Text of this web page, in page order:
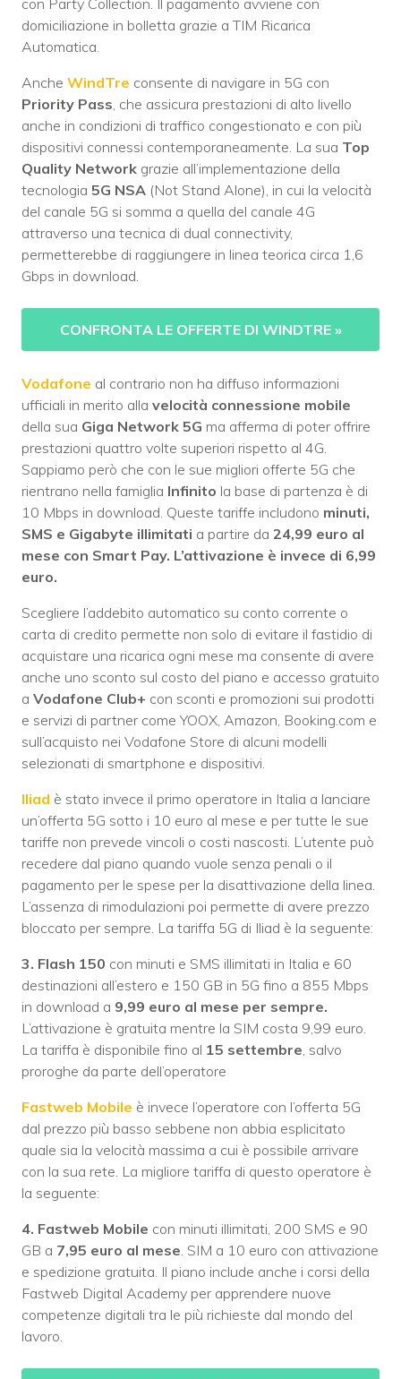
domiciliazione in bolletta grazie a TIM Ricarica
Automatica.
Anche WindTre consente di navigare in 5G con
Priority Pass , che assicura prestazioni di alto livello
anche in condizioni di traffico congestionato e con più
dispositivi connessi contemporaneamente. La sua Top
Quality Network grazie all’implementazione della
tecnologia 5G NSA (Not Stand Alone), in cui la velocità
del canale 5G si somma a quella del canale 4G
attraverso una tecnica di dual connectivity,
permetterebbe di raggiungere in linea teorica circa 1,6
Gbps in download.
CONFRONTA LE OFFERTE DI WINDTRE »
Vodafone al contrario non ha diffuso informazioni
ufficiali in merito alla velocità connessione mobile
della sua Giga Network 5G ma afferma di poter offrire
prestazioni quattro volte superiori rispetto al 4G.
Sappiamo però che con le sue migliori offerte 5G che
rientrano nella famiglia Infinito la base di partenza è di
10 Mbps in download. Queste tariffe includono minuti,
SMS e Gigabyte illimitati a partire da 24,99 euro al
mese con Smart Pay. L’attivazione è invece di 6,99
euro.
Scegliere l’addebito automatico su conto corrente o
carta di credito permette non solo di evitare il fastidio di
acquistare una ricarica ogni mese ma consente di avere
anche uno sconto sul costo del piano e accesso gratuito
a Vodafone Club+ con sconti e promozioni sui prodotti
e servizi di partner come YOOX, Amazon, Booking.com e
sull’acquisto nei Vodafone Store di alcuni modelli
selezionati di smartphone e dispositivi.
Iliad è stato invece il primo operatore in Italia a lanciare
un’offerta 5G sotto i 10 euro al mese e per tutte le sue
tariffe non prevede vincoli o costi nascosti. L’utente può
recedere dal piano quando vuole senza penali o il
pagamento per le spese per la disattivazione della linea.
L’assenza di rimodulazioni poi permette di avere prezzo
bloccato per sempre. La tariffa 5G di Iliad è la seguente:
3. Flash 150 con minuti e SMS illimitati in Italia e 60
destinazioni all’estero e 150 GB in 5G fino a 855 Mbps
in download a 9,99 euro al mese per sempre.
L’attivazione è gratuita mentre la SIM costa 9,99 euro.
La tariffa è disponibile fino al 15 settembre , salvo
proroghe da parte dell’operatore
Fastweb Mobile è invece l’operatore con l’offerta 5G
dal prezzo più basso sebbene non abbia esplicitato
quale sia la velocità massima a cui è possibile arrivare
con la sua rete. La migliore tariffa di questo operatore è
la seguente:
4. Fastweb Mobile con minuti illimitati, 200 SMS e 90
GB a 7,95 euro al mese . SIM a 10 euro con attivazione
e spedizione gratuita. Il piano include anche i corsi della
Fastweb Digital Academy per apprendere nuove
competenze digitali tra le più richieste dal mondo del
lavoro.